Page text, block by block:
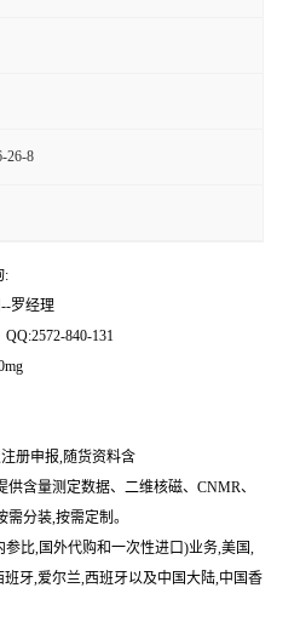
26-8
:
罗经理
840-131
册申报,随货资料含
含量测定数据、二维核磁、CNMR、
分装,按需定制。
比,国外代购和一次性进口)业务,美国,
班牙,爱尔兰,西班牙以及中国大陆,中国香